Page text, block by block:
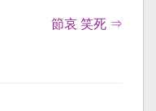
節哀 笑死 ⇒